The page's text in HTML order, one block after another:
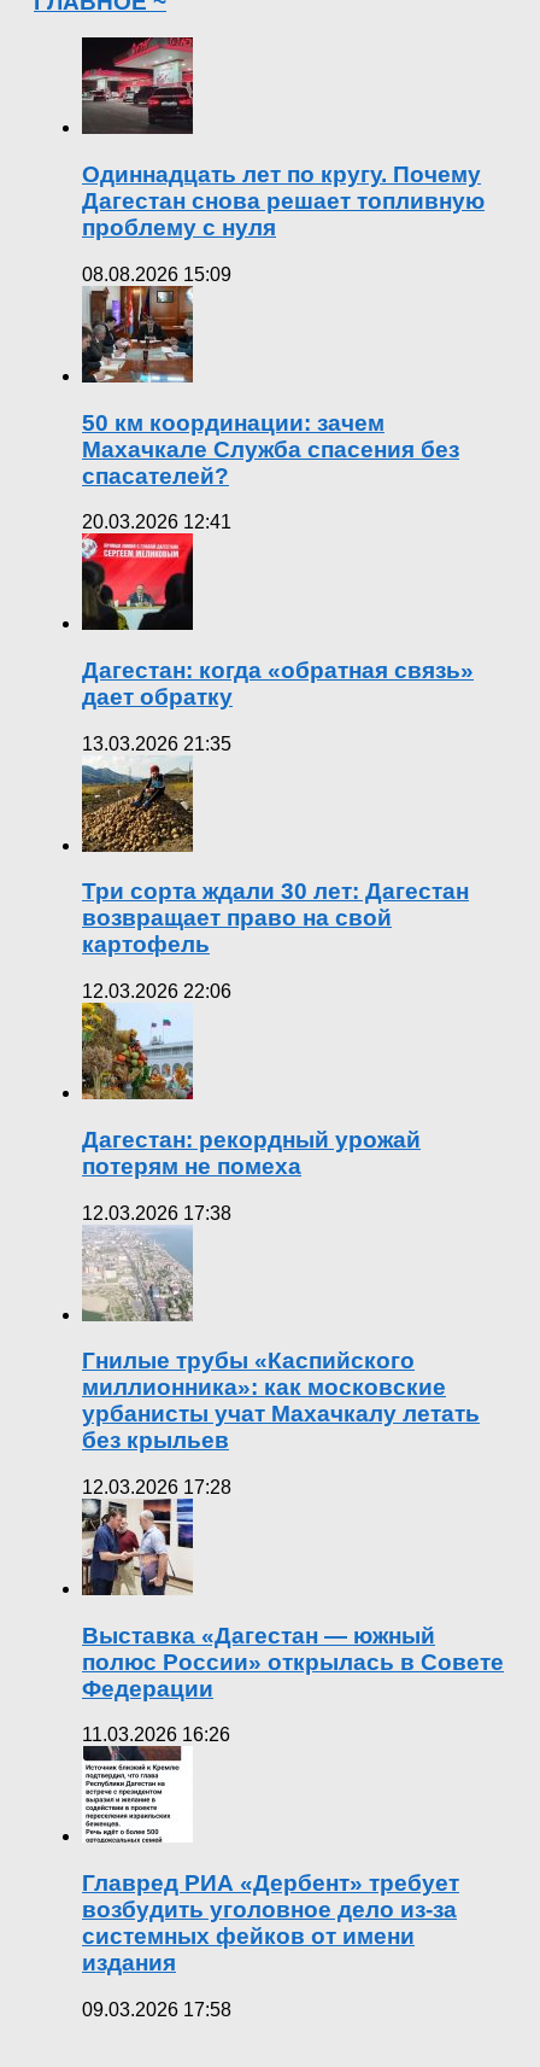
Одиннадцать лет по кругу. Почему
Дагестан снова решает топливную
проблему с нуля
08.08.2026 15:09
50 км координации: зачем
Махачкале Служба спасения без
спасателей?
20.03.2026 12:41
Дагестан: когда «обратная связь»
дает обратку
13.03.2026 21:35
Три сорта ждали 30 лет: Дагестан
возвращает право на свой
картофель
12.03.2026 22:06
Дагестан: рекордный урожай
потерям не помеха
12.03.2026 17:38
Гнилые трубы «Каспийского
миллионника»: как московские
урбанисты учат Махачкалу летать
без крыльев
12.03.2026 17:28
Выставка «Дагестан — южный
полюс России» открылась в Совете
Федерации
11.03.2026 16:26
Главред РИА «Дербент» требует
возбудить уголовное дело из-за
системных фейков от имени
издания
09.03.2026 17:58